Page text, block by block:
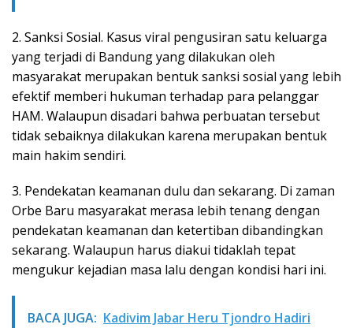
2. Sanksi Sosial. Kasus viral pengusiran satu keluarga
yang terjadi di Bandung yang dilakukan oleh
masyarakat merupakan bentuk sanksi sosial yang lebih
efektif memberi hukuman terhadap para pelanggar
HAM. Walaupun disadari bahwa perbuatan tersebut
tidak sebaiknya dilakukan karena merupakan bentuk
main hakim sendiri.
3. Pendekatan keamanan dulu dan sekarang. Di zaman
Orbe Baru masyarakat merasa lebih tenang dengan
pendekatan keamanan dan ketertiban dibandingkan
sekarang. Walaupun harus diakui tidaklah tepat
mengukur kejadian masa lalu dengan kondisi hari ini.
BACA JUGA: Kadivim Jabar Heru Tjondro Hadiri